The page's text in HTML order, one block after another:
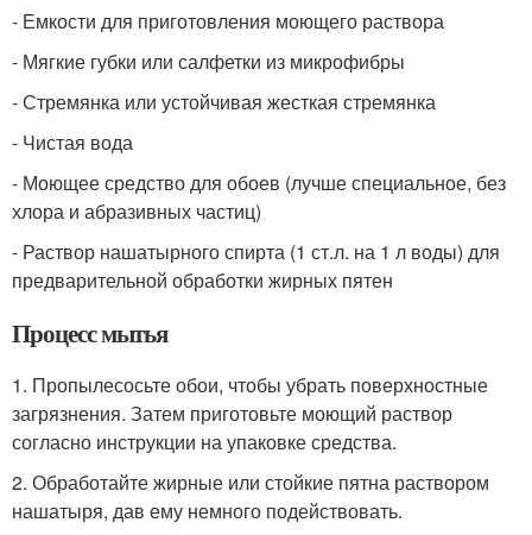
- Емкости для приготовления моющего раствора
- Мягкие губки или салфетки из микрофибры
- Стремянка или устойчивая жесткая стремянка
- Чистая вода
- Моющее средство для обоев (лучше специальное, без
хлора и абразивных частиц)
- Раствор нашатырного спирта (1 ст.л. на 1 л воды) для
предварительной обработки жирных пятен
Процесс мытья
1. Пропылесосьте обои, чтобы убрать поверхностные
загрязнения. Затем приготовьте моющий раствор
согласно инструкции на упаковке средства.
2. Обработайте жирные или стойкие пятна раствором
нашатыря, дав ему немного подействовать.